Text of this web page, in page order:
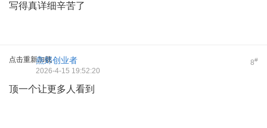
写得真详细辛苦了
点击重新加载 8#
燕郊创业者
2026-4-15 19:52:20
顶一个让更多人看到